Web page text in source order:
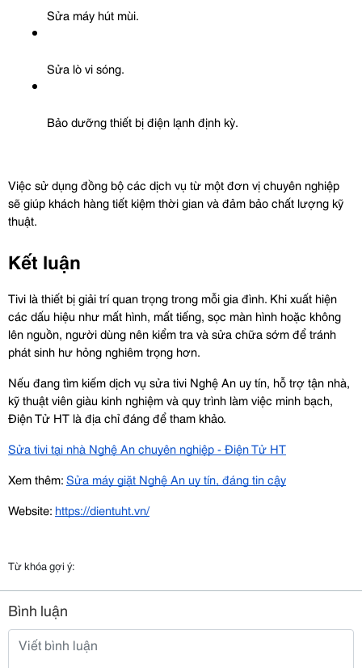
Sửa máy hút mùi.
Sửa lò vi sóng.
Bảo dưỡng thiết bị điện lạnh định kỳ.
Việc sử dụng đồng bộ các dịch vụ từ một đơn vị chuyên nghiệp
sẽ giúp khách hàng tiết kiệm thời gian và đảm bảo chất lượng kỹ
thuật.
Kết luận
Tivi là thiết bị giải trí quan trọng trong mỗi gia đình. Khi xuất hiện
các dấu hiệu như mất hình, mất tiếng, sọc màn hình hoặc không
lên nguồn, người dùng nên kiểm tra và sửa chữa sớm để tránh
phát sinh hư hỏng nghiêm trọng hơn.
Nếu đang tìm kiếm dịch vụ sửa tivi Nghệ An uy tín, hỗ trợ tận nhà,
kỹ thuật viên giàu kinh nghiệm và quy trình làm việc minh bạch,
Điện Tử HT là địa chỉ đáng để tham khảo.
Sửa tivi tại nhà Nghệ An chuyên nghiệp - Điện Tử HT
Xem thêm: Sửa máy giặt Nghệ An uy tín, đáng tin cậy
Website: https://dientuht.vn/
Từ khóa gợi ý:
Bình luận